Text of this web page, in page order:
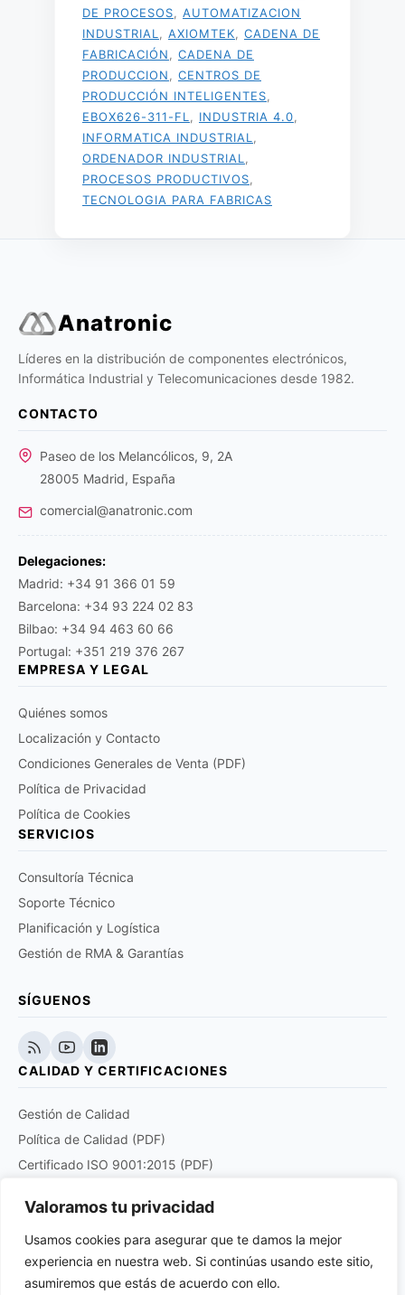
Valoramos tu privacidad
Usamos cookies para asegurar que te damos la mejor
experiencia en nuestra web. Si continúas usando este sitio,
asumiremos que estás de acuerdo con ello.
DE PROCESOS
AUTOMATIZACION
INDUSTRIAL
AXIOMTEK
CADENA DE
FABRICACIÓN
CADENA DE
PRODUCCION
CENTROS DE
PRODUCCIÓN INTELIGENTES
EBOX626-311-FL
INDUSTRIA 4.0
INFORMATICA INDUSTRIAL
ORDENADOR INDUSTRIAL
PROCESOS PRODUCTIVOS
TECNOLOGIA PARA FABRICAS
Anatronic
Líderes en la distribución de componentes electrónicos,
Informática Industrial y Telecomunicaciones desde 1982.
CONTACTO
Paseo de los Melancólicos, 9, 2A
28005 Madrid, España
comercial@anatronic.com
Delegaciones:
Madrid: +34 91 366 01 59
Barcelona: +34 93 224 02 83
Bilbao: +34 94 463 60 66
Portugal: +351 219 376 267
EMPRESA Y LEGAL
Quiénes somos
Localización y Contacto
Condiciones Generales de Venta (PDF)
Política de Privacidad
Política de Cookies
SERVICIOS
Consultoría Técnica
Soporte Técnico
Planificación y Logística
Gestión de RMA & Garantías
SÍGUENOS
CALIDAD Y CERTIFICACIONES
Gestión de Calidad
Política de Calidad (PDF)
Certificado ISO 9001:2015 (PDF)
Certificado DOCUPLUS S&I (PDF)
Purchase order quality clauses for aviation and
aerospace products suppliers (PDF)